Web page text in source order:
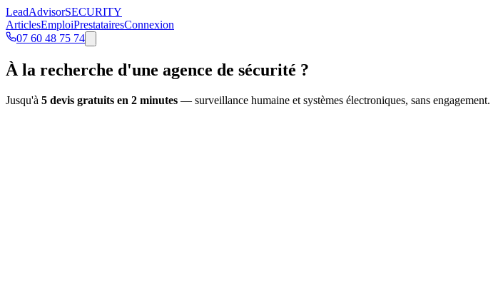
LeadAdvisorSECURITY
ArticlesEmploiPrestatairesConnexion
07 60 48 75 74
À la recherche d'une agence de sécurité ?
Jusqu'à 5 devis gratuits en 2 minutes — surveillance humaine et systèmes électroniques, sans engagement.